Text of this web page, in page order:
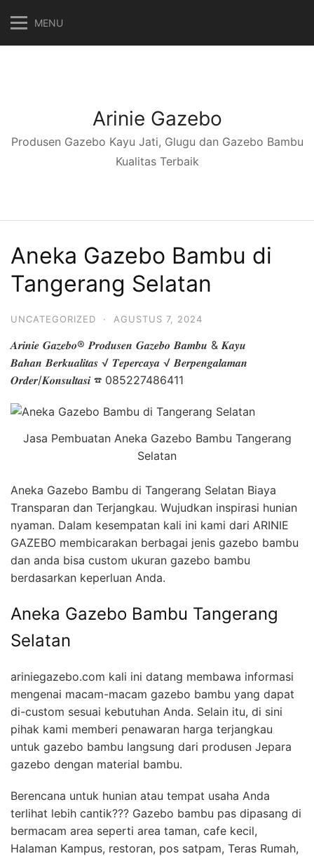
ke
konten
MENU
Arinie Gazebo
Produsen Gazebo Kayu Jati, Glugu dan Gazebo Bambu
Kualitas Terbaik
Aneka Gazebo Bambu di
Tangerang Selatan
UNCATEGORIZED · AGUSTUS 7, 2024
𝑨𝒓𝒊𝒏𝒊𝒆 𝑮𝒂𝒛𝒆𝒃𝒐® 𝑷𝒓𝒐𝒅𝒖𝒔𝒆𝒏 𝑮𝒂𝒛𝒆𝒃𝒐 𝑩𝒂𝒎𝒃𝒖 & 𝑲𝒂𝒚𝒖
𝑩𝒂𝒉𝒂𝒏 𝑩𝒆𝒓𝒌𝒖𝒂𝒍𝒊𝒕𝒂𝒔 √ 𝑻𝒆𝒑𝒆𝒓𝒄𝒂𝒚𝒂 √ 𝑩𝒆𝒓𝒑𝒆𝒏𝒈𝒂𝒍𝒂𝒎𝒂𝒏
𝑶𝒓𝒅𝒆𝒓/𝑲𝒐𝒏𝒔𝒖𝒍𝒕𝒂𝒔𝒊 ☎ 085227486411
Jasa Pembuatan Aneka Gazebo Bambu Tangerang
Selatan
Aneka Gazebo Bambu di Tangerang Selatan Biaya
Transparan dan Terjangkau. Wujudkan inspirasi hunian
nyaman. Dalam kesempatan kali ini kami dari ARINIE
GAZEBO membicarakan berbagai jenis gazebo bambu
dan anda bisa custom ukuran gazebo bambu
berdasarkan keperluan Anda.
Aneka Gazebo Bambu Tangerang
Selatan
ariniegazebo.com kali ini datang membawa informasi
mengenai macam-macam gazebo bambu yang dapat
di-custom sesuai kebutuhan Anda. Selain itu, di sini
pihak kami memberi penawaran harga terjangkau
untuk gazebo bambu langsung dari produsen Jepara
gazebo dengan material bambu.
Berencana untuk hunian atau tempat usaha Anda
terlihat lebih cantik??? Gazebo bambu pas dipasang di
bermacam area seperti area taman, cafe kecil,
Halaman Kampus, restoran, pos satpam, Teras Rumah,